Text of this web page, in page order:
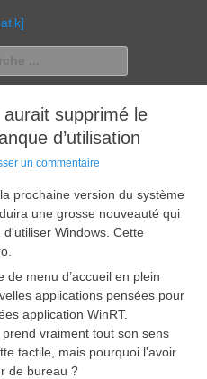
matik]
supprimé le
d’utilisation
un commentaire
prochaine version du système
une grosse nouveauté qui
Windows. Cette
menu d’accueil en plein
applications pensées pour
application WinRT.
vraiment tout son sens
tactile, mais pourquoi l'avoir
de bureau ?